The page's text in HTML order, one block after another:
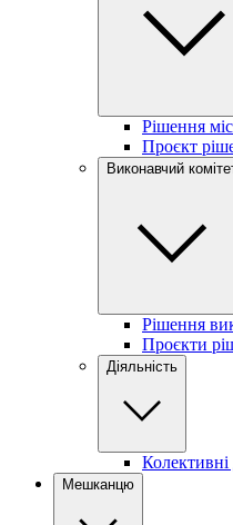
Рішення
Проєкт
Виконавчий
Рішення
Проєкти
Діяльність
Мешканцю